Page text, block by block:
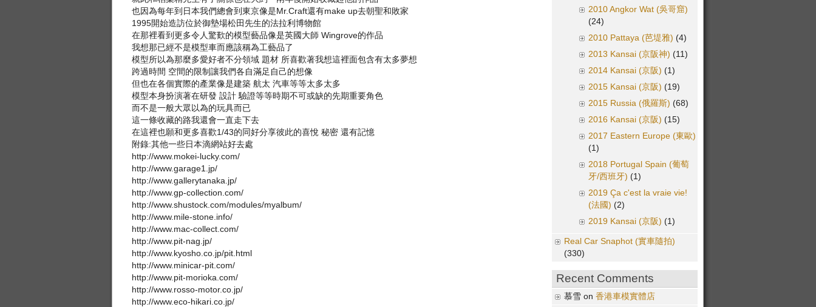
也因為每年到日本我們總會到東京像是Mr.Craft還有make up去朝聖和敗家
1995開始造訪位於御墊場松田先生的法拉利博物館
在那裡看到更多令人驚歎的模型藝品像是英國大師 Wingrove的作品
我想那已經不是模型車而應該稱為工藝品了
模型所以為那麼多愛好者不分領域 題材 所喜歡著我想這裡面包含有太多夢想
跨過時間 空間的限制讓我們各自滿足自己的想像
但也在各個實際的產業像是建築 航太 汽車等等太多太多
模型本身扮演著在研發 設計 驗證等等時期不可或缺的先期重要角色
而不是一般大眾以為的玩具而已
這一條收藏的路我還會一直走下去
在這裡也願和更多喜歡1/43的同好分享彼此的喜悅 秘密 還有記憶
附錄:其他一些日本滴網站好去處
http://www.mokei-lucky.com/
http://www.garage1.jp/
http://www.gallerytanaka.jp/
http://www.gp-collection.com/
http://www.shustock.com/modules/myalbum/
http://www.mile-stone.info/
http://www.mac-collect.com/
http://www.pit-nag.jp/
http://www.kyosho.co.jp/pit.html
http://www.minicar-pit.com/
http://www.pit-morioka.com/
http://www.rosso-motor.co.jp/
http://www.eco-hikari.co.jp/
2010 Angkor Wat (吳哥窟)
(24)
2010 Pattaya (芭堤雅) (4)
2013 Kansai (京阪神) (11)
2014 Kansai (京阪) (1)
2015 Kansai (京阪) (19)
2015 Russia (俄羅斯) (68)
2016 Kansai (京阪) (15)
2017 Eastern Europe (東歐)
(1)
2018 Portugal Spain (葡萄
牙/西班牙) (1)
2019 Ça c'est la vraie vie!
(法國) (2)
2019 Kansai (京阪) (1)
Real Car Snaphot (實車隨拍)
(330)
Recent Comments
慕雪 on 香港車模實體店